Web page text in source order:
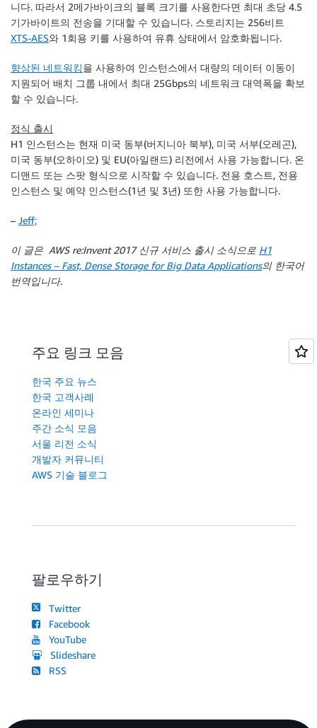
니다. 따라서 2메가바이크의 블록 크기를 사용한다면 최대 초당 4.5
기가바이트의 전송을 기대할 수 있습니다. 스토리지는 256비트
XTS-AES와 1회용 키를 사용하여 유휴 상태에서 암호화됩니다.
향상된 네트워킹을 사용하여 인스턴스에서 대량의 데이터 이동이
지원되어 배치 그룹 내에서 최대 25Gbps의 네트워크 대역폭을 확보
할 수 있습니다.
정식 출시
H1 인스턴스는 현재 미국 동부(버지니아 북부), 미국 서부(오레곤),
미국 동부(오하이오) 및 EU(아일랜드) 리전에서 사용 가능합니다. 온
디맨드 또는 스팟 형식으로 시작할 수 있습니다. 전용 호스트, 전용
인스턴스 및 예약 인스턴스(1년 및 3년) 또한 사용 가능합니다.
– Jeff;
이 글은 AWS re:Invent 2017 신규 서비스 출시 소식으로 H1
Instances – Fast, Dense Storage for Big Data Applications의 한국어
번역입니다.
주요 링크 모음
한국 주요 뉴스
한국 고객사례
온라인 세미나
주간 소식 모음
서울 리전 소식
개발자 커뮤니티
AWS 기술 블로그
팔로우하기
Twitter
Facebook
YouTube
Slideshare
RSS